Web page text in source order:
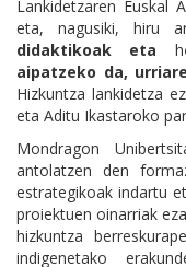
Lankidetzaren Euskal
eta, nagusiki, hiru
didaktikoak eta h
aipatzeko da,
Hizkuntza lankidetza
eta Aditu Ikastaroko
Mondragon
antolatzen den
estrategikoak indartu
proiektuen oinarriak
hizkuntza
indigenetako